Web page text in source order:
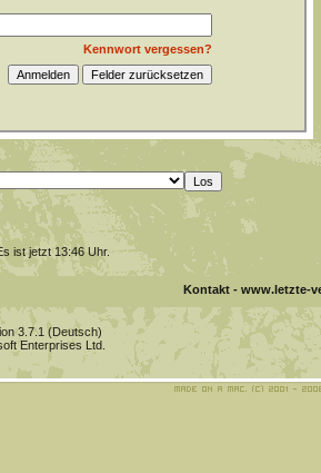
Kennwort vergessen?
ist jetzt13:46Uhr.
Kontakt- www.letzte-
3.7.1 (Deutsch)
Enterprises Ltd.